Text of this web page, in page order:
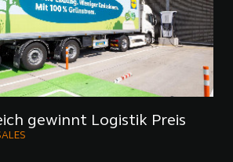
gewinnt Logistik Preis